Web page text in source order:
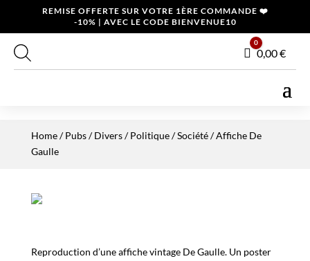
REMISE OFFERTE SUR VOTRE 1ÈRE COMMANDE ❤️
-10% | AVEC LE CODE BIENVENUE10
Panier
0
0,00€
Home/Pubs / Divers/Politique / Société/ Affiche De
Gaulle
Reproduction d’une affiche vintage De Gaulle. Un poster